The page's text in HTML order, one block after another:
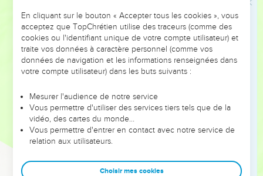
NE MANQUEZ PAS L’ÉVÉNEMENT
DE L’ANNÉE !
ET SI LEURS ERREURS POUVAIENT VOUS ÉVITER LES
VOTRES ?
leur foi ou leur vision. Mais on voit moins les doutes, les erreurs
et les saisons difficiles qu'ils ont traversés, alors même que ce
sont elles qui les ont façonnés.
Dans cette conférence, leaders, entrepreneurs, et responsables
clés pour avancer avec plus de sagesse afin que leurs erreurs
En cliquant sur le bouton « Accepter tous les cookies », vous
acceptez que TopChrétien utilise des traceurs (comme des
cookies ou l'identifiant unique de votre compte utilisateur) et
traite vos données à caractère personnel (comme vos
données de navigation et les informations renseignées dans
votre compte utilisateur) dans les buts suivants :
Mesurer l'audience de notre service
Vous permettre d'utiliser des services tiers tels que de la
vidéo, des cartes du monde…
Vous permettre d'entrer en contact avec notre service de
relation aux utilisateurs.
Choisir mes cookies